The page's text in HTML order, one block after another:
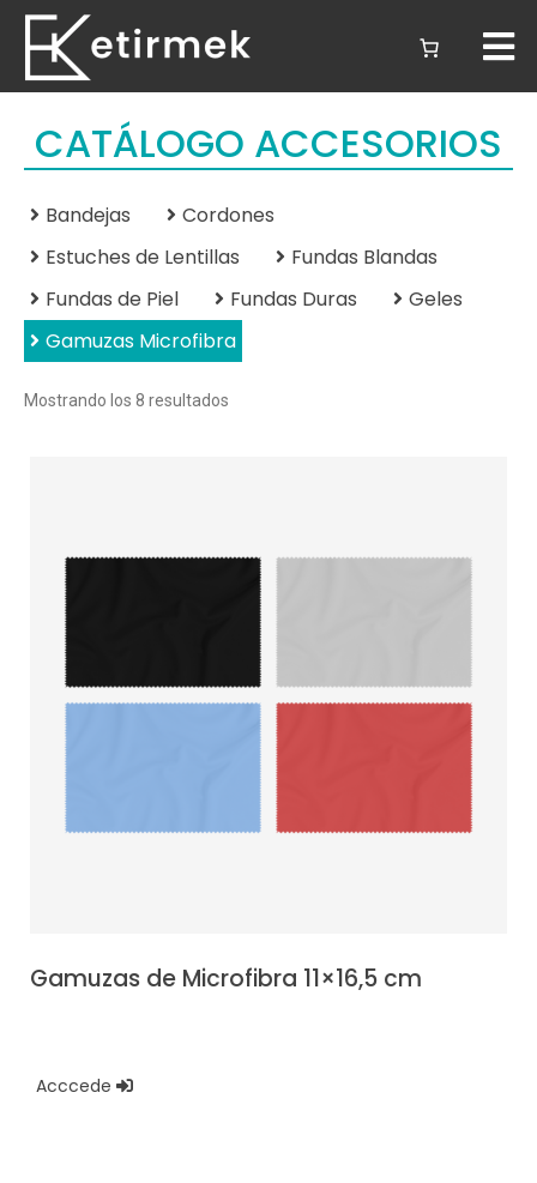
CATÁLOGO ACCESORIOS
Bandejas
Cordones
Estuches de Lentillas
Fundas Blandas
Fundas de Piel
Fundas Duras
Geles
Gamuzas Microfibra
Mostrando los 8 resultados
Gamuzas de Microfibra 11×16,5 cm
Acccede